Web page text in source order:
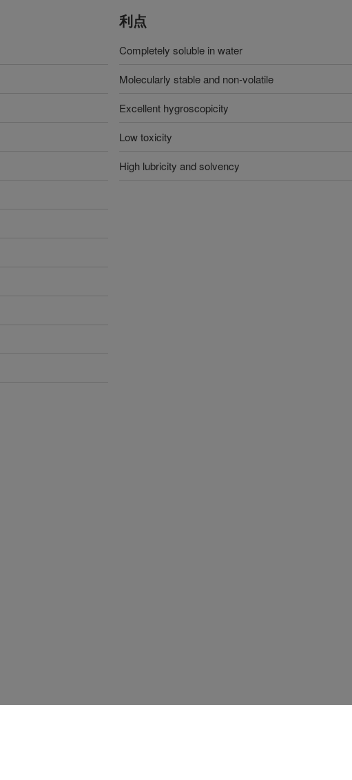
利点
Completely soluble in water
Molecularly stable and non-volatile
Excellent hygroscopicity
Low toxicity
High lubricity and solvency